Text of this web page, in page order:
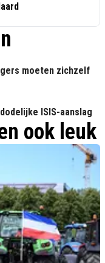
moeten zichzelf
ISIS-aanslag
ook leuk